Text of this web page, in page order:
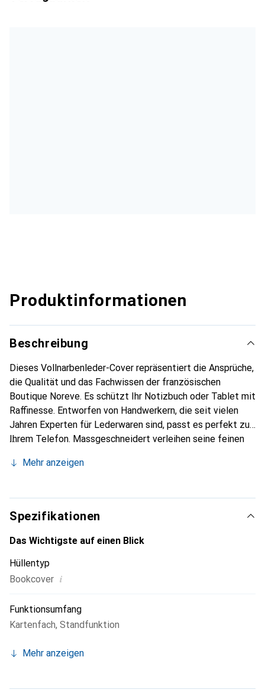
Produktinformationen
Beschreibung
Dieses Vollnarbenleder-Cover repräsentiert die Ansprüche,
die Qualität und das Fachwissen der französischen
Boutique Noreve. Es schützt Ihr Notizbuch oder Tablet mit
Raffinesse. Entworfen von Handwerkern, die seit vielen
Jahren Experten für Lederwaren sind, passt es perfekt zu
Ihrem Telefon. Massgeschneidert verleihen seine feinen
und unverzichtbaren Accessoire für Ihr Notizbuch oder
hochwertigen Produkte anerkannt und eine sichere Wahl
für eine anspruchsvolle Kundschaft.
Mehr anzeigen
Spezifikationen
Das Wichtigste auf einen Blick
Hüllentyp
Bookcover i
Funktionsumfang
Kartenfach, Standfunktion
Mehr anzeigen